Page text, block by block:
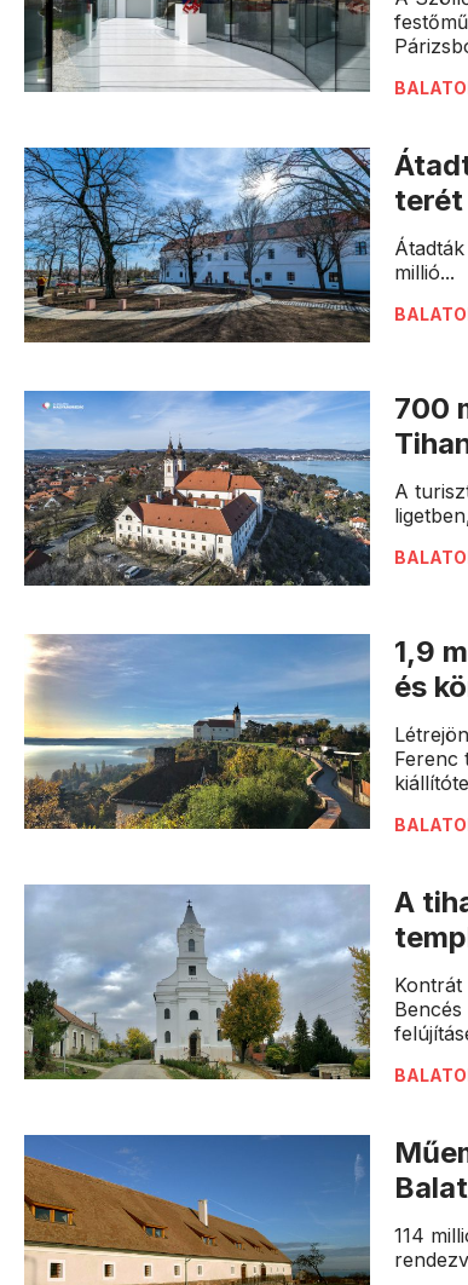
terét
millió...
700
A
1,9
és
Ferenc
A
Kontrát
114